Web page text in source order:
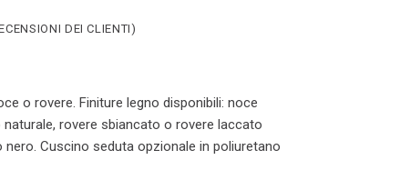
DEI CLIENTI)
o rovere. Finiture legno disponibili: noce
rovere sbiancato o rovere laccato
nero. Cuscino seduta opzionale in poliuretano